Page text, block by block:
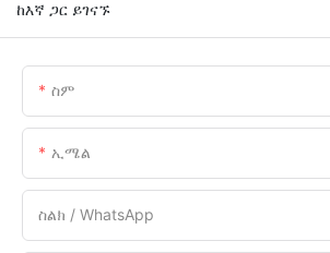
ከእኛ ጋር ይገናኙ
ስም
ኢሜል
ስልክ / WhatsApp